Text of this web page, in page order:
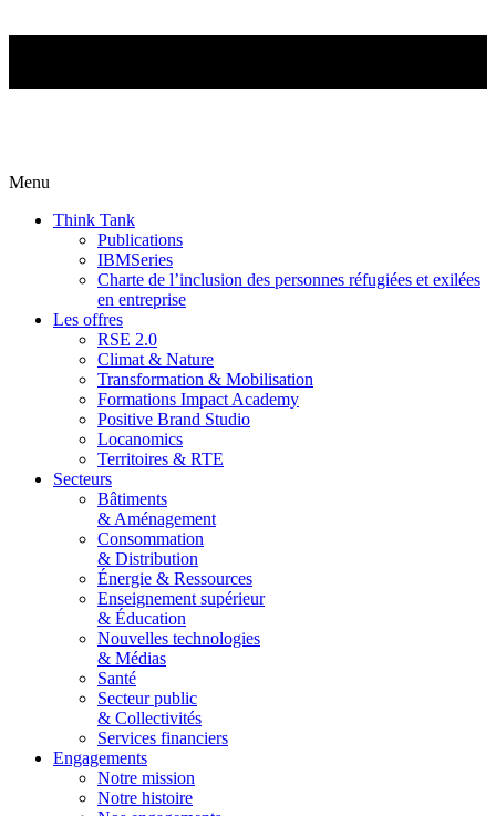
Menu
Think Tank
Publications
IBMSeries
Charte de l’inclusion des personnes réfugiées et exilées
en entreprise
Les offres
RSE 2.0
Climat & Nature
Transformation & Mobilisation
Formations Impact Academy
Positive Brand Studio
Locanomics
Territoires & RTE
Secteurs
Bâtiments
& Aménagement
Consommation
& Distribution
Énergie & Ressources
Enseignement supérieur
& Éducation
Nouvelles technologies
& Médias
Santé
Secteur public
& Collectivités
Services financiers
Engagements
Notre mission
Notre histoire